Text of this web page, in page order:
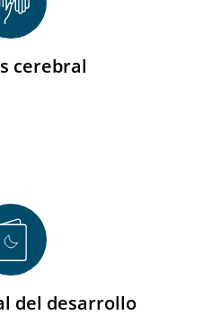
cerebral
del desarrollo